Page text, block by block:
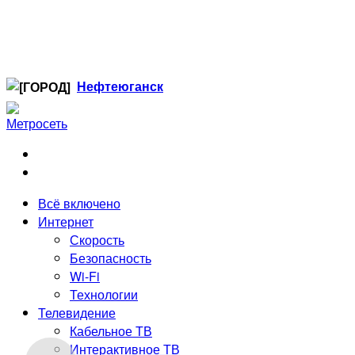
Нефтеюганск
Лангепас
Радужный
Сургут
Стрежевой
Тюмень
Всё включено
Интернет
Скорость
Безопасность
Wi-Fi
Технологии
Телевидение
Кабельное ТВ
Интерактивное ТВ